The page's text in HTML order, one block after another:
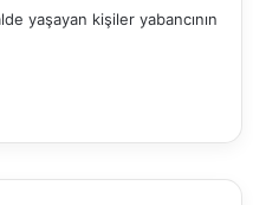
yaşayan kişiler yabancının